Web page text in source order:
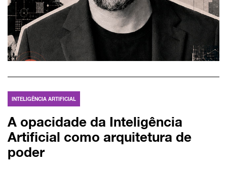
INTELIGÊNCIA ARTIFICIAL
A opacidade da Inteligência
Artificial como arquitetura de
poder